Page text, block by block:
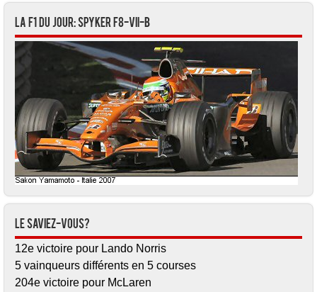
La F1 du jour: Spyker F8-VII-B
Le saviez-vous?
12e victoire pour Lando Norris
5 vainqueurs différents en 5 courses
204e victoire pour McLaren